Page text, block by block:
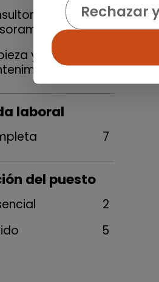
y
1
y
2
laboral
7
del puesto
2
5
Rechazar